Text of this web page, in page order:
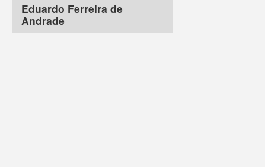
Eduardo Ferreira de
Andrade